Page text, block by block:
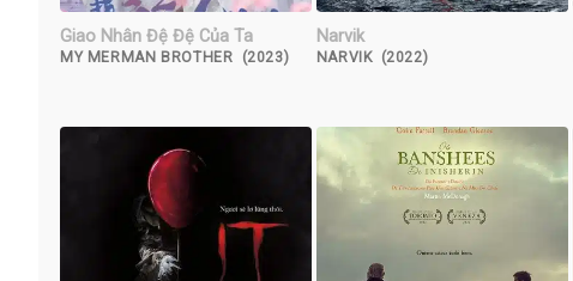
Giao Nhân Đệ Đệ Của Ta
MY MERMAN BROTHER (2023)
Narvik
NARVIK (2022)